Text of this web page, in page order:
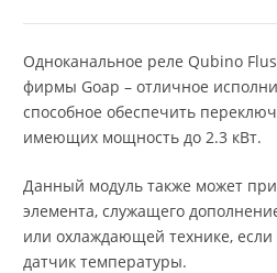
Одноканальное реле Qubino
фирмы Goap – отличное
способное обеспечить
имеющих мощность до 2.3 кВт.
Данный модуль также может
элемента, служащего
или охлаждающей технике,
датчик температуры.